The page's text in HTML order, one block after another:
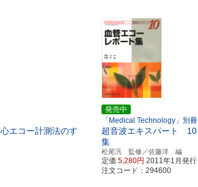
心エコー計測法のす
発売中
「Medical Technology」別冊
超音波エキスパート 10
集
松尾汎 監修／佐藤洋 編
定価5,280円 2011年1月発行
注文コード：294600